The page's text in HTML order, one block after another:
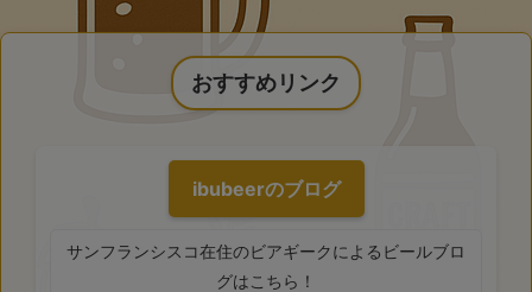
おすすめリンク
ibubeerのブログ
サンフランシスコ在住のビアギークによるビールブロ
グはこちら！